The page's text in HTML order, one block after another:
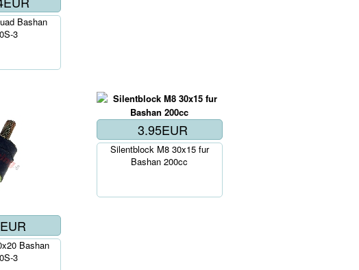
Bashan
3
Bashan
3
Korb..
3.95EUR
Silentblock M8 30x15 fur
Bashan 200cc